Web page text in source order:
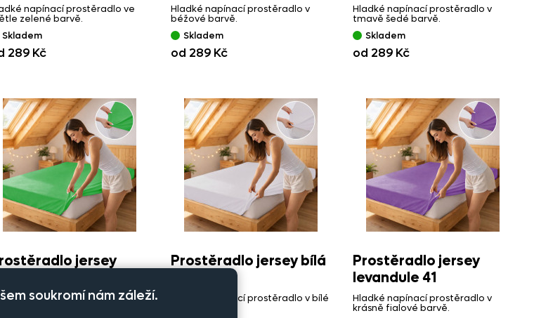
napínací prostěradlo ve
zelené barvě.
Skladem
289 Kč
Hladké napínací prostěradlo v
béžové barvě.
Skladem
od 289 Kč
Hladké napínací prostěradlo v
tmavě šedé barvě.
Skladem
od 289 Kč
jersey
napínací prostěradlo v
Prostěradlo jersey bílá
Hladké napínací prostěradlo v bílé
Prostěradlo jersey
levandule 41
Hladké napínací prostěradlo v
krásně fialové barvě.
soukromí nám záleží.